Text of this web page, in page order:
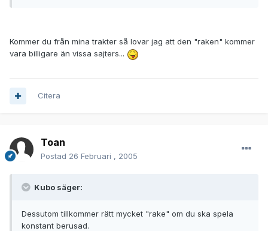
Kommer du från mina trakter så lovar jag att den "raken" kommer
vara billigare än vissa sajters...
Citera
Toan
Postad 26 Februari , 2005
Kubo säger:
Dessutom tillkommer rätt mycket "rake" om du ska spela
konstant berusad.